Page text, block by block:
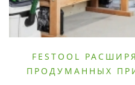
FESTOOL
ПРОДУМАННЫХ